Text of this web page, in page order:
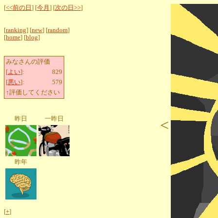
[<<前の日 ] [今月 ] [次の日>>]
[ranking] [new] [random]
[home] [blog]
みなさんの評価
[よい]:
829
[悪い]:
579
↑評価してください
昨日 一昨日
昨年
[+]
<